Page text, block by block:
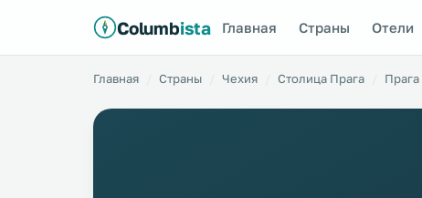
Columbista Главная Страны Отели
Главная Страны Чехия Столица Прага Прага